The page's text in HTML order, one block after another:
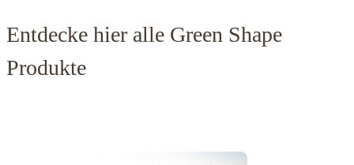
Entdecke hier alle Green Shape
Produkte